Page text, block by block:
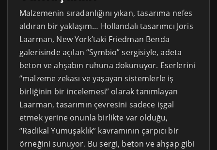
Malzemenin sıradanlığını yıkan, tasarıma nefes
aldıran bir yaklaşım… Hollandalı tasarımcı Joris
Laarman, New York’taki Friedman Benda
galerisinde açılan “Symbio” sergisiyle, adeta
beton ve ahşabın ruhuna dokunuyor. Eserlerini
“malzeme zekası ve yaşayan sistemlerle iş
birliğinin bir incelemesi” olarak tanımlayan
Laarman, tasarımın çevresini sadece işgal
etmek yerine onunla birlikte var olduğu,
“Radikal Yumuşaklık” kavramının çarpıcı bir
örneğini sunuyor. Bu sergi, beton ve ahşap gibi